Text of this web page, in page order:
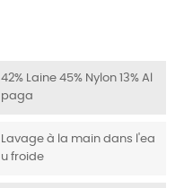
42% Laine 45% Nylon 13% Al
paga
Lavage à la main dans l'ea
u froide